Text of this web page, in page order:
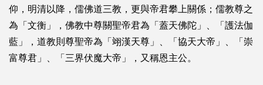
仰，明清以降，儒佛道三教，更與帝君攀上關係；儒教尊之
為「文衡」，佛教中尊關聖帝君為「蓋天佛陀」、「護法伽
藍」，道教則尊聖帝為「翊漢天尊」、「協天大帝」、「崇
富尊君」、「三界伏魔大帝」，又稱恩主公。